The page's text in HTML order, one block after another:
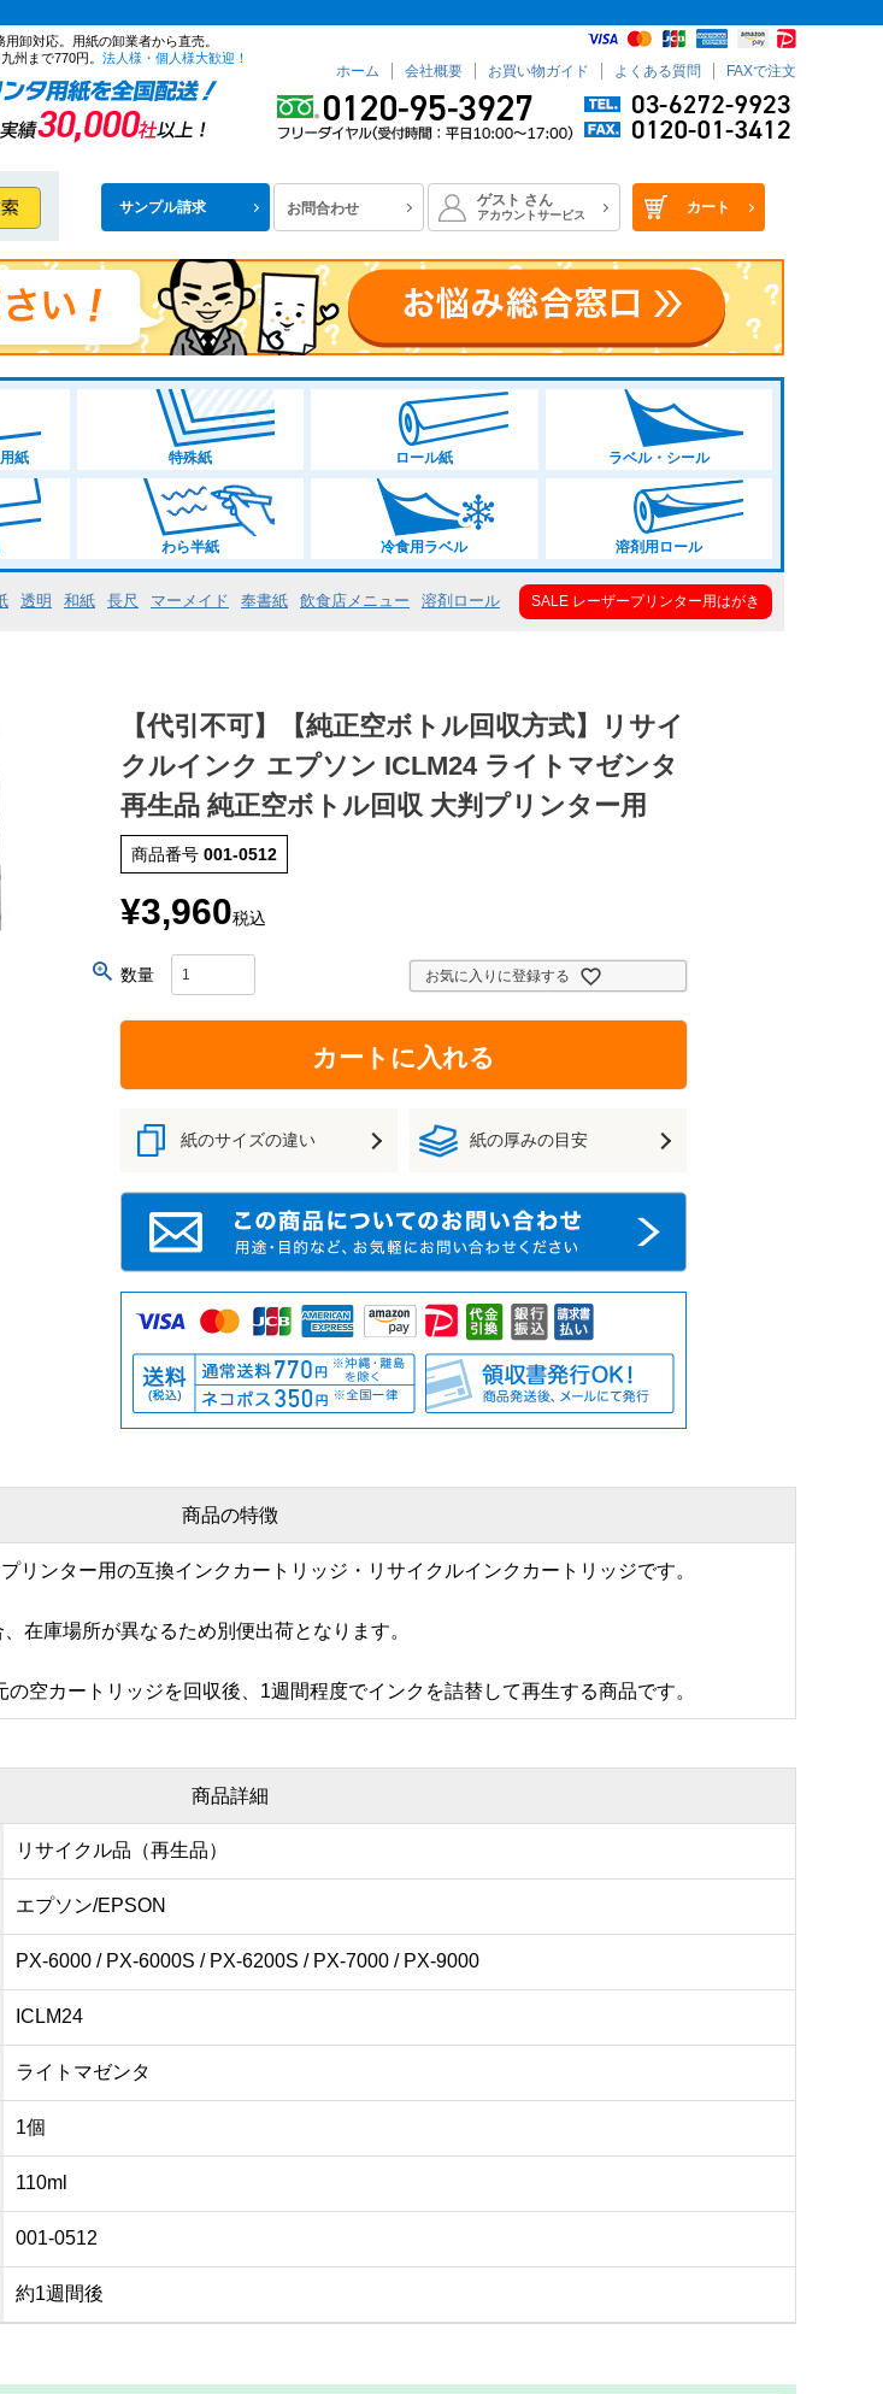
卸対応。用紙の卸業者から直売。
州まで770円。 法人様・個人様大歓迎！
ホーム 会社概要 お買い物ガイド よくある質問 FAXで注文
サンプル請求 お問合わせ ゲスト さん
アカウントサービス カート
紙 特殊紙 ロール紙 ラベル・シール
わら半紙 冷食用ラベル 溶剤用ロール
透明 和紙 長尺 マーメイド 奉書紙 飲食店メニュー 溶剤ロール SALE レーザープリンター用はがき
【代引不可】【純正空ボトル回収方式】リサイ
クルインク エプソン ICLM24 ライトマゼンタ
再生品 純正空ボトル回収 大判プリンター用
商品番号 001-0512
¥3,960税込
お気に入りに登録する
カートに入れる
紙のサイズの違い 紙の厚みの目安
商品の特徴
リンター用の互換インクカートリッジ・リサイクルインクカートリッジです。
在庫場所が異なるため別便出荷となります。
の空カートリッジを回収後、1週間程度でインクを詰替して再生する商品です。
商品詳細
リサイクル品（再生品）
エプソン/EPSON
PX-6000 / PX-6000S / PX-6200S / PX-7000 / PX-9000
ICLM24
ライトマゼンタ
1個
110ml
001-0512
約1週間後